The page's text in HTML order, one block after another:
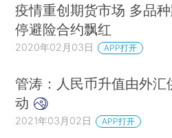
疫情重创期货市场 多品
停避险合约飘红
2020年02月03日 APP打开
管涛：人民币升值由外
动
2021年03月02日 APP打开